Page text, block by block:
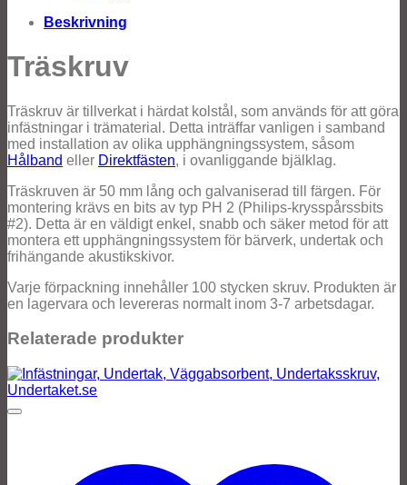
Beskrivning
Träskruv
Träskruv är tillverkat i härdat kolstål, som används för att göra
infästningar i trämaterial. Detta inträffar vanligen i samband
med installation av olika upphängningssystem, såsom
Hålband eller Direktfästen, i ovanliggande bjälklag.
Träskruven är 50 mm lång och galvaniserad till färgen. För
montering krävs en bits av typ PH 2 (Philips-krysspårssbits
#2). Detta är en väldigt enkel, snabb och säker metod för att
montera ett upphängningssystem för bärverk, undertak och
frihängande akustikskivor.
Varje förpackning innehåller 100 stycken skruv. Produkten är
en lagervara och levereras normalt inom 3-7 arbetsdagar.
Relaterade produkter